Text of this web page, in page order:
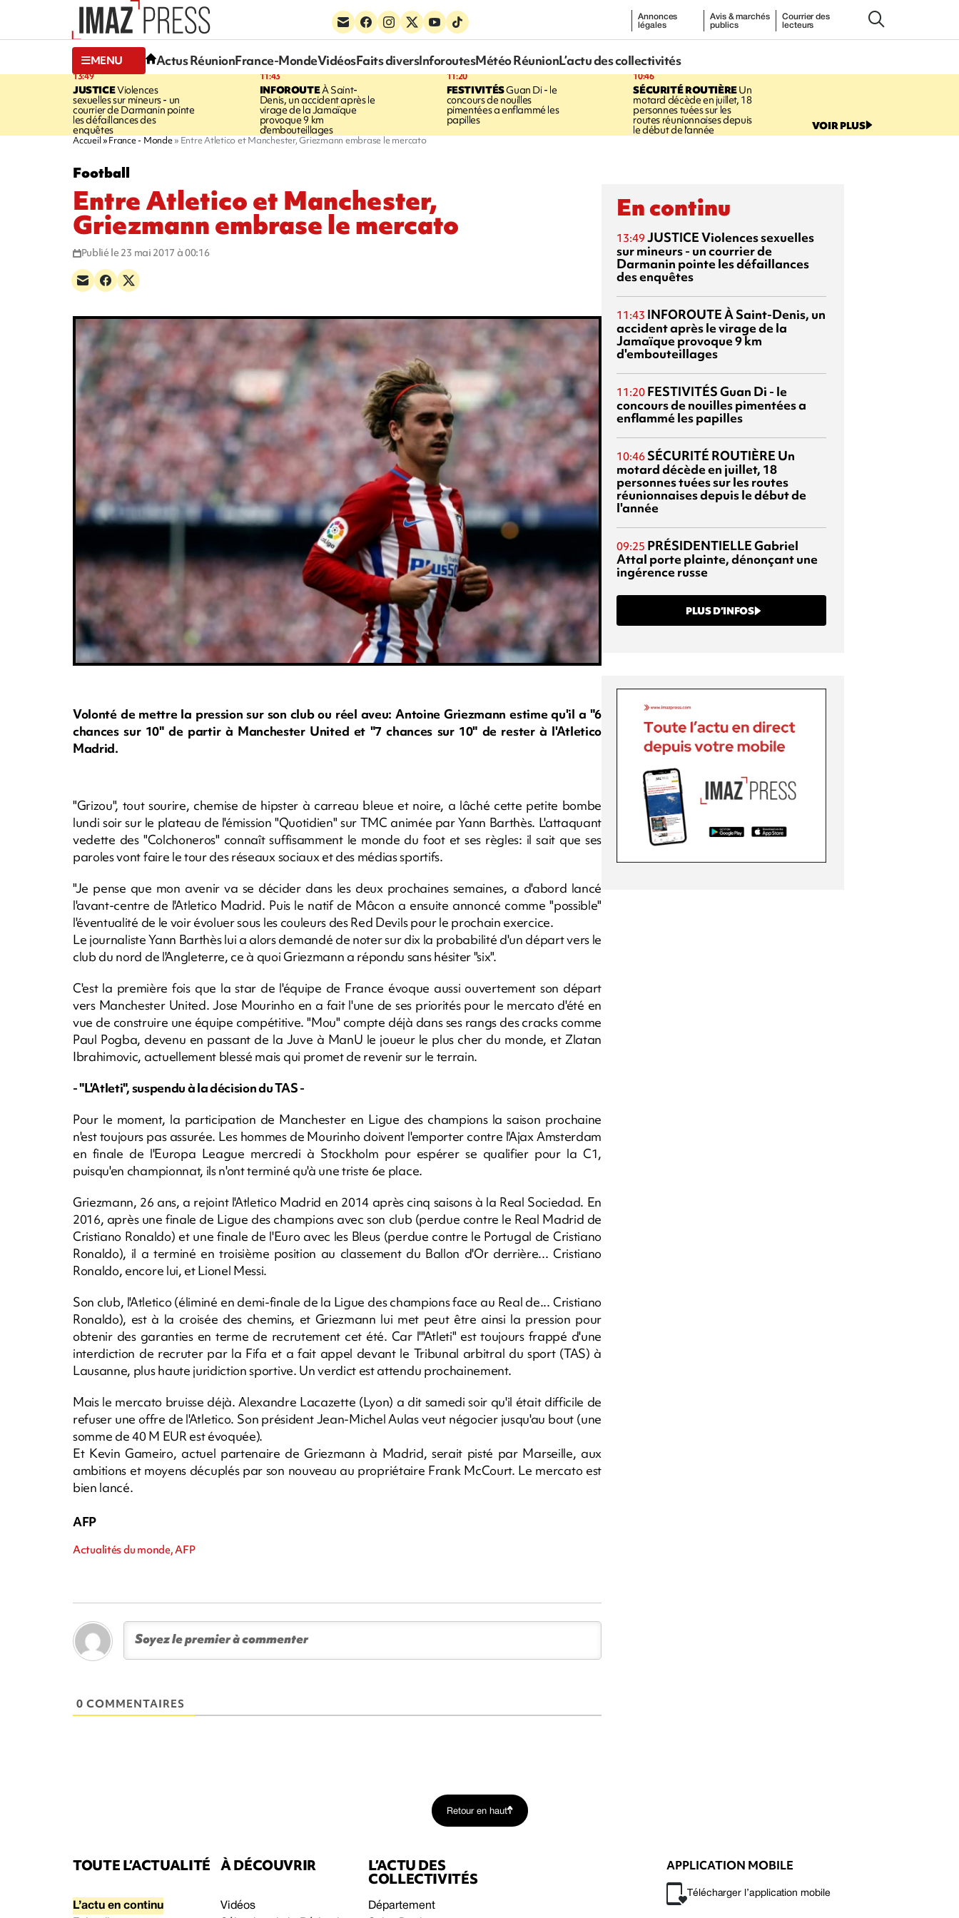
Annonces
légales
Avis & marchés
publics
Courrier des
lecteurs
MENU Actus RéunionFrance-MondeVidéosFaits diversInforoutesMétéo RéunionL’actu des collectivités
13:49
JUSTICEViolences
sexuelles sur mineurs - un
courrier de Darmanin pointe
les défaillances des
enquêtes
11:43
INFOROUTEÀ Saint-
Denis, un accident après le
virage de la Jamaïque
provoque 9 km
d'embouteillages
11:20
FESTIVITÉSGuan Di - le
concours de nouilles
pimentées a enflammé les
papilles
10:46
SÉCURITÉ ROUTIÈREUn
motard décède en juillet, 18
personnes tuées sur les
routes réunionnaises depuis
le début de l'année VOIR PLUS
Accueil France - Monde Entre Atletico et Manchester, Griezmann embrase le mercato
Football
Entre Atletico et Manchester,
Griezmann embrase le mercato
Publié le 23 mai 2017 à 00:16
Volonté de mettre la pression sur son club ou réel aveu: Antoine Griezmann estime qu'il a "6
chances sur 10" de partir à Manchester United et "7 chances sur 10" de rester à l'Atletico
Madrid.
"Grizou", tout sourire, chemise de hipster à carreau bleue et noire, a lâché cette petite bombe
lundi soir sur le plateau de l'émission "Quotidien" sur TMC animée par Yann Barthès. L'attaquant
vedette des "Colchoneros" connaît suffisamment le monde du foot et ses règles: il sait que ses
paroles vont faire le tour des réseaux sociaux et des médias sportifs.
"Je pense que mon avenir va se décider dans les deux prochaines semaines, a d'abord lancé
l'avant-centre de l'Atletico Madrid. Puis le natif de Mâcon a ensuite annoncé comme "possible"
l'éventualité de le voir évoluer sous les couleurs des Red Devils pour le prochain exercice.
Le journaliste Yann Barthès lui a alors demandé de noter sur dix la probabilité d'un départ vers le
club du nord de l'Angleterre, ce à quoi Griezmann a répondu sans hésiter "six".
C'est la première fois que la star de l'équipe de France évoque aussi ouvertement son départ
vers Manchester United. Jose Mourinho en a fait l'une de ses priorités pour le mercato d'été en
vue de construire une équipe compétitive. "Mou" compte déjà dans ses rangs des cracks comme
Paul Pogba, devenu en passant de la Juve à ManU le joueur le plus cher du monde, et Zlatan
Ibrahimovic, actuellement blessé mais qui promet de revenir sur le terrain.
- "L'Atleti", suspendu à la décision du TAS -
Pour le moment, la participation de Manchester en Ligue des champions la saison prochaine
n'est toujours pas assurée. Les hommes de Mourinho doivent l'emporter contre l'Ajax Amsterdam
en finale de l'Europa League mercredi à Stockholm pour espérer se qualifier pour la C1,
puisqu'en championnat, ils n'ont terminé qu'à une triste 6e place.
Griezmann, 26 ans, a rejoint l'Atletico Madrid en 2014 après cinq saisons à la Real Sociedad. En
2016, après une finale de Ligue des champions avec son club (perdue contre le Real Madrid de
Cristiano Ronaldo) et une finale de l'Euro avec les Bleus (perdue contre le Portugal de Cristiano
Ronaldo), il a terminé en troisième position au classement du Ballon d'Or derrière... Cristiano
Ronaldo, encore lui, et Lionel Messi.
Son club, l'Atletico (éliminé en demi-finale de la Ligue des champions face au Real de... Cristiano
Ronaldo), est à la croisée des chemins, et Griezmann lui met peut être ainsi la pression pour
obtenir des garanties en terme de recrutement cet été. Car l'"Atleti" est toujours frappé d'une
interdiction de recruter par la Fifa et a fait appel devant le Tribunal arbitral du sport (TAS) à
Lausanne, plus haute juridiction sportive. Un verdict est attendu prochainement.
Mais le mercato bruisse déjà. Alexandre Lacazette (Lyon) a dit samedi soir qu'il était difficile de
refuser une offre de l'Atletico. Son président Jean-Michel Aulas veut négocier jusqu'au bout (une
somme de 40 M EUR est évoquée).
Et Kevin Gameiro, actuel partenaire de Griezmann à Madrid, serait pisté par Marseille, aux
ambitions et moyens décuplés par son nouveau au propriétaire Frank McCourt. Le mercato est
bien lancé.
AFP
Actualités du monde, AFP
0 COMMENTAIRES
En continu
13:49 JUSTICEViolences sexuelles
sur mineurs - un courrier de
Darmanin pointe les défaillances
des enquêtes
11:43 INFOROUTEÀ Saint-Denis, un
accident après le virage de la
Jamaïque provoque 9 km
d'embouteillages
11:20 FESTIVITÉSGuan Di - le
concours de nouilles pimentées a
enflammé les papilles
10:46 SÉCURITÉ ROUTIÈRE Un
motard décède en juillet, 18
personnes tuées sur les routes
réunionnaises depuis le début de
l'année
09:25 PRÉSIDENTIELLEGabriel
Attal porte plainte, dénonçant une
ingérence russe
PLUS D’INFOS
Retour en haut
TOUTE L’ACTUALITÉ
L’actu en continu
À DÉCOUVRIR
Vidéos
L’ACTU DES
COLLECTIVITÉS
Département
APPLICATION MOBILE
Télécharger l’application mobile